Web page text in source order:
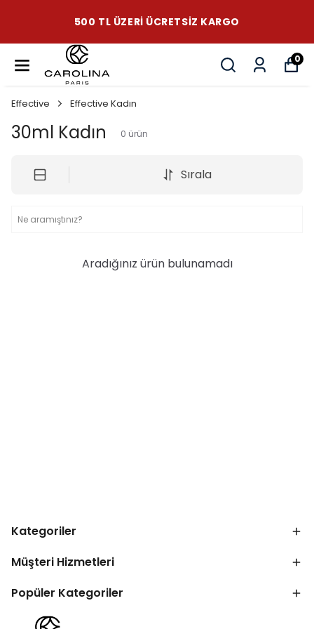
500 TL ÜZERI ÜCRETSIZ KARGO
0
Effective Effective Kadın
30ml Kadın 0 ürün
Sırala
Aradığınız ürün bulunamadı
Kategoriler
Müşteri Hizmetleri
Popüler Kategoriler